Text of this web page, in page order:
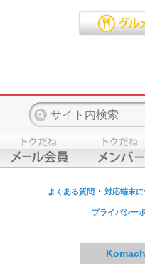
よくある質問 ・ 対応端末に
プライバシー